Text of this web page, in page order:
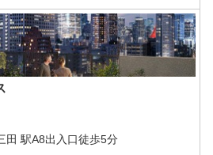
田 駅A8出入口徒歩5分